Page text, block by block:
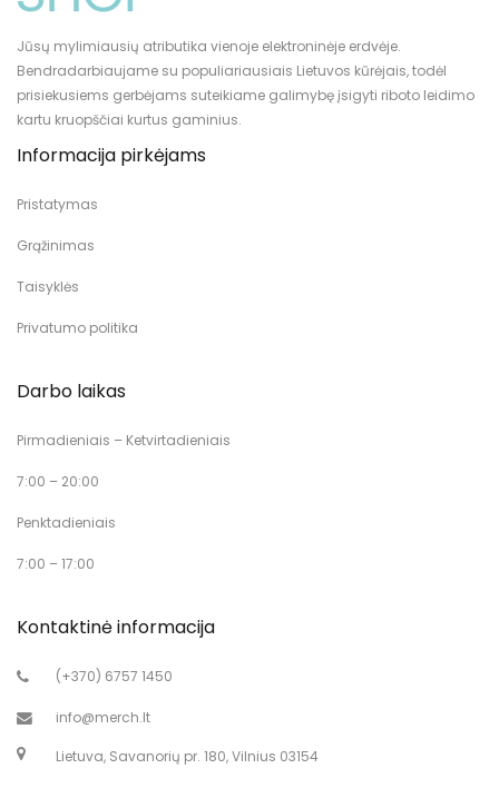
Jūsų mylimiausių atributika vienoje elektroninėje erdvėje.
Bendradarbiaujame su populiariausiais Lietuvos kūrėjais, todėl
prisiekusiems gerbėjams suteikiame galimybę įsigyti riboto leidimo
kartu kruopščiai kurtus gaminius.
Informacija pirkėjams
Pristatymas
Grąžinimas
Taisyklės
Privatumo politika
Darbo laikas
Pirmadieniais – Ketvirtadieniais
7:00 – 20:00
Penktadieniais
7:00 – 17:00
Kontaktinė informacija
(+370) 6757 1450
info@merch.lt
Lietuva, Savanorių pr. 180, Vilnius 03154